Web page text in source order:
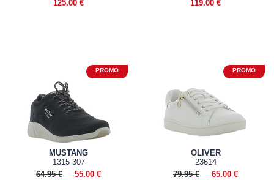
125.00 €
119.00 €
MUSTANG
1315 307
64.95 €
55.00 €
OLIVER
23614
79.95 €
65.00 €